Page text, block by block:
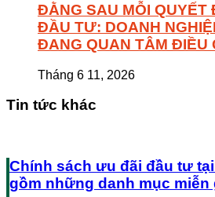
ĐẰNG SAU MỖI QUYẾT
ĐẦU TƯ: DOANH
ĐANG QUAN TÂM ĐIỀU
Tháng 6 11, 2026
Tin tức khác
Chính sách ưu đãi đầu tư
gồm những danh mục miễn